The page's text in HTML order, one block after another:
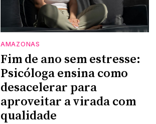
AMAZONAS
Fim de ano sem estresse:
Psicóloga ensina como
desacelerar para
aproveitar a virada com
qualidade